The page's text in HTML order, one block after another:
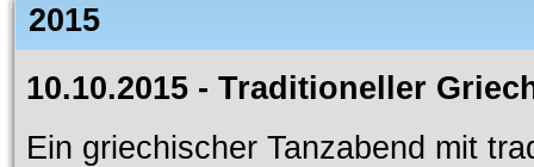
2015
10.10.2015 - Traditioneller
Ein griechischer Tanzabend mit